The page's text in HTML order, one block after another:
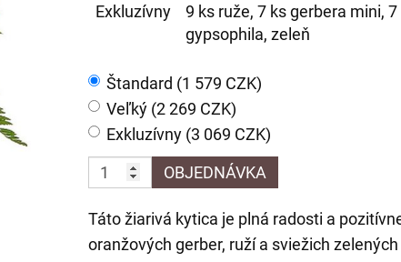
Exkluzívny
9 ks ruže, 7 ks gerbera mini,
gypsophila, zeleň
Štandard (1 579 CZK)
Veľký (2 269 CZK)
Exkluzívny (3 069 CZK)
OBJEDNÁVKA
Táto žiarivá kytica je plná radosti a
oranžových gerber, ruží a sviežich